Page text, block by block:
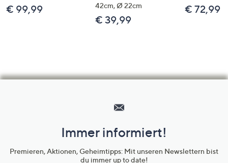
€ 99,99
42cm, Ø 22cm
€ 39,99
€ 72,99
Unternehmensinformationen
Immer informiert!
Premieren, Aktionen, Geheimtipps: Mit unseren Newslettern bist
du immer up to date!